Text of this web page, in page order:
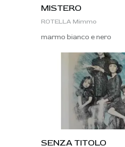
MISTERO
ROTELLA Mimmo
marmo bianco e nero
SENZA TITOLO